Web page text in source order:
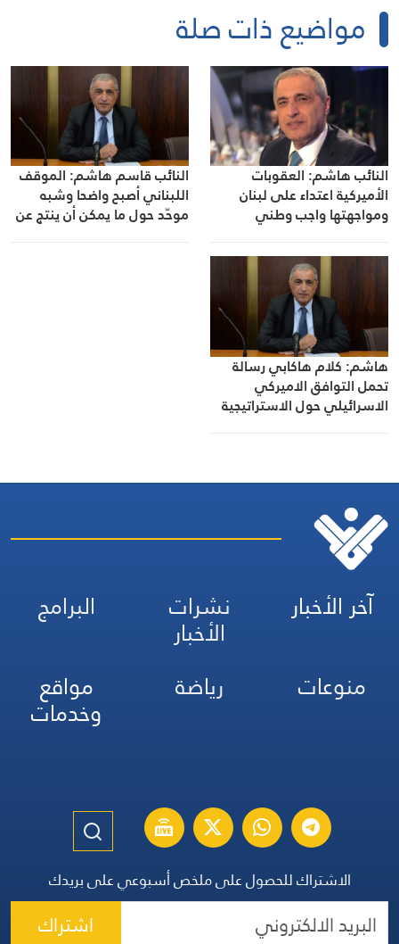
مواضيع ذات صلة
النائب هاشم: العقوبات
الأميركية اعتداء على لبنان
ومواجهتها واجب وطني
النائب قاسم هاشم: الموقف
اللبناني أصبح واضحا وشبه
موحّد حول ما يمكن أن ينتج عن
هاشم: كلام هاكابي رسالة
تحمل التوافق الاميركي
الاسرائيلي حول الاستراتيجية
آخر الأخبار نشرات
الأخبار
البرامج
منوعات
رياضة مواقع
وخدمات
الاشتراك للحصول على ملخص أسبوعي على بريدك
اشتراك